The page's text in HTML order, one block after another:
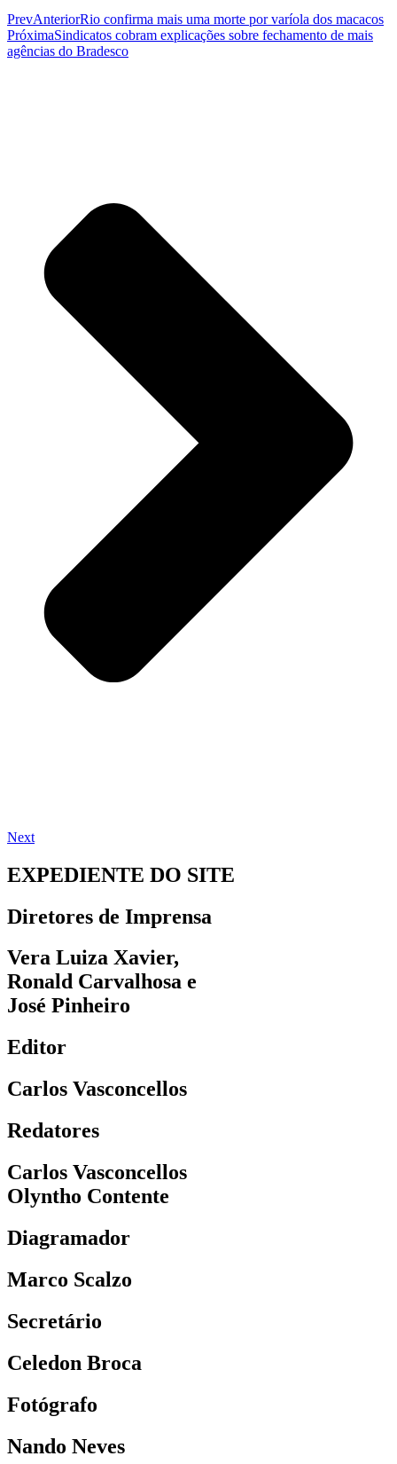
PrevAnteriorRio confirma mais uma morte por varíola dos macacos
PróximaSindicatos cobram explicações sobre fechamento de mais
agências do Bradesco
Next
EXPEDIENTE DO SITE
Diretores de Imprensa
Vera Luiza Xavier,
Ronald Carvalhosa e
José Pinheiro
Editor
Carlos Vasconcellos
Redatores
Carlos Vasconcellos
Olyntho Contente
Diagramador
Marco Scalzo
Secretário
Celedon Broca
Fotógrafo
Nando Neves